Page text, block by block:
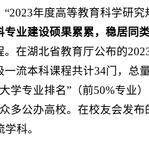
年度高等教育科学研究
业建设硕果累累，稳居同类
在湖北省教育厅公布的
流本科课程共计34门，总
学专业排名”（前50%专业
多公办高校。在校友会发
科。